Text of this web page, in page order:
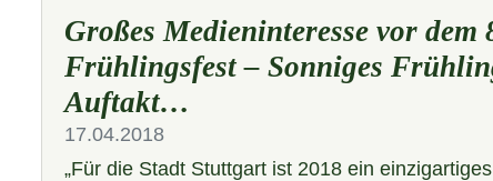
Großes Medieninteresse vor
Frühlingsfest – Sonniges
Auftakt…
17.04.2018
„Für die Stadt Stuttgart ist 2018 ein